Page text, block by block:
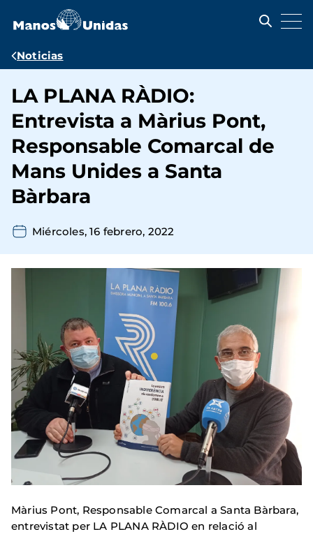
contenido
Ruta
navegación
Noticias
LA PLANA RÀDIO:
Entrevista a Màrius Pont,
Responsable Comarcal de
Mans Unides a Santa
Bàrbara
Miércoles, 16 febrero, 2022
Màrius Pont, Responsable Comarcal a Santa Bàrbara,
entrevistat per LA PLANA RÀDIO en relació al